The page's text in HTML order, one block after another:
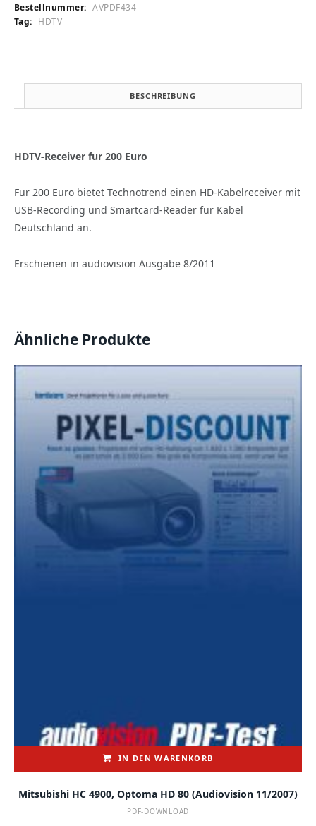
(audiovision
8/2011)
Bestellnummer: AVPDF434
Tag: HDTV
BESCHREIBUNG
HDTV-Receiver fur 200 Euro
Fur 200 Euro bietet Technotrend einen HD-Kabelreceiver mit
USB-Recording und Smartcard-Reader fur Kabel
Deutschland an.
Erschienen in audiovision Ausgabe 8/2011
Ähnliche Produkte
IN DEN WARENKORB
Mitsubishi HC 4900, Optoma HD 80 (audiovision 11/2007)
PDF-DOWNLOAD